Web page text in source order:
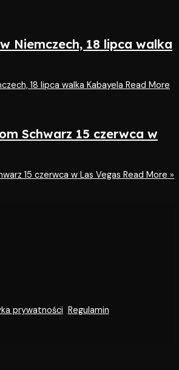
Niemczech, 18 lipca walka
18 lipca walka Kabayela Read More
Schwarz 15 czerwca w
15 czerwca w Las Vegas Read More »
prywatności Regulamin